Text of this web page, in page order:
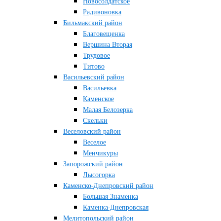
Радивоновка
Бильмакский район
Благовещенка
Вершина Вторая
Трудовое
Титово
Васильевский район
Васильевка
Каменское
Малая Белозерка
Скельки
Веселовский район
Веселое
Менчикуры
Запорожский район
Лысогорка
Каменско-Днепровский район
Большая Знаменка
Каменка-Днепровская
Мелитопольский район